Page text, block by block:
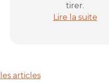
prises électriques
sécurité : la checklist
tirer.
Soirées d'été
Lire la suite
articles